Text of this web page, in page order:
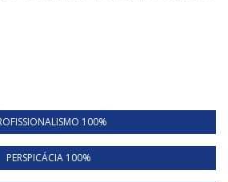
100%
PERSPICÁCIA 100%